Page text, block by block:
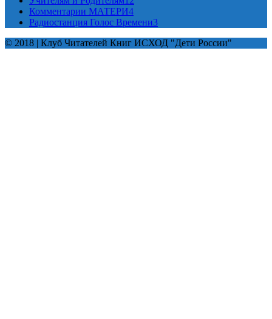
Комментарии МАТЕРИ4
Радиостанция Голос Времени3
© 2018 | Клуб Читателей Книг ИСХОД "Дети России"